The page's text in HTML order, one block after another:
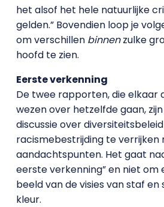
het alsof het hele natuurlijke
gelden.” Bovendien loop je
om verschillen binnenzulke
hoofd te zien.
Eerste verkenning
De twee rapporten, die elkaar
wezen over hetzelfde gaan,
discussie over
racismebestrijding te verrijken
aandachtspunten. Het gaat
eerste verkenning” en niet
beeld van de visies van staf
kleur.